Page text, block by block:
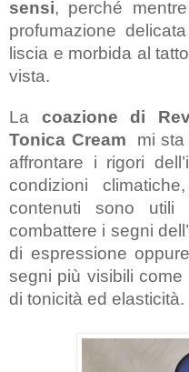
sensi, perché
profumazione
liscia e morbida al
vista.
La coazione di
Tonica Cream
mi
affrontare i rigori
condizioni
contenuti sono
combattere i segni
di espressione
segni più visibili
di tonicità ed elasticità.